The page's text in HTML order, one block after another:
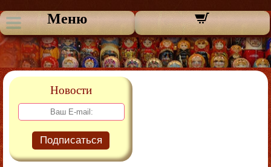
Меню
Новости
Подписаться